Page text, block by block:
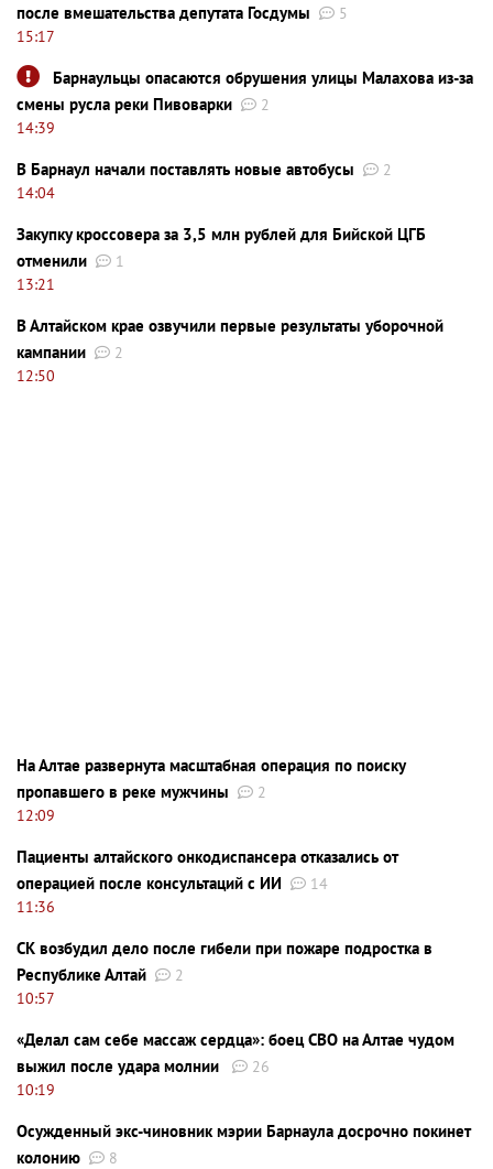
после вмешательства депутата Госдумы
5
15:17
Барнаульцы опасаются обрушения улицы Малахова из-за
смены русла реки Пивоварки
2
14:39
В Барнаул начали поставлять новые автобусы
2
14:04
Закупку кроссовера за 3,5 млн рублей для Бийской ЦГБ
отменили
1
13:21
В Алтайском крае озвучили первые результаты уборочной
кампании
2
12:50
На Алтае развернута масштабная операция по поиску
пропавшего в реке мужчины
2
12:09
Пациенты алтайского онкодиспансера отказались от
операцией после консультаций с ИИ
14
11:36
СК возбудил дело после гибели при пожаре подростка в
Республике Алтай
2
10:57
«Делал сам себе массаж сердца»: боец СВО на Алтае чудом
выжил после удара молнии
26
10:19
Осужденный экс-чиновник мэрии Барнаула досрочно покинет
колонию
8